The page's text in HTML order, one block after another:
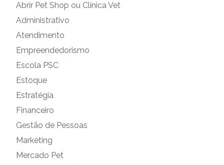
Abrir Pet Shop ou Clínica Vet
Administrativo
Atendimento
Empreendedorismo
Escola PSC
Estoque
Estratégia
Financeiro
Gestão de Pessoas
Marketing
Mercado Pet